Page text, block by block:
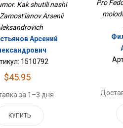
Kak shutili nashi
Arsenii
Арсений
1510792
$45.95
за 1–3 дня
КУПИТЬ
Pro